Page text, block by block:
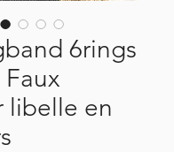
6rings
libelle en